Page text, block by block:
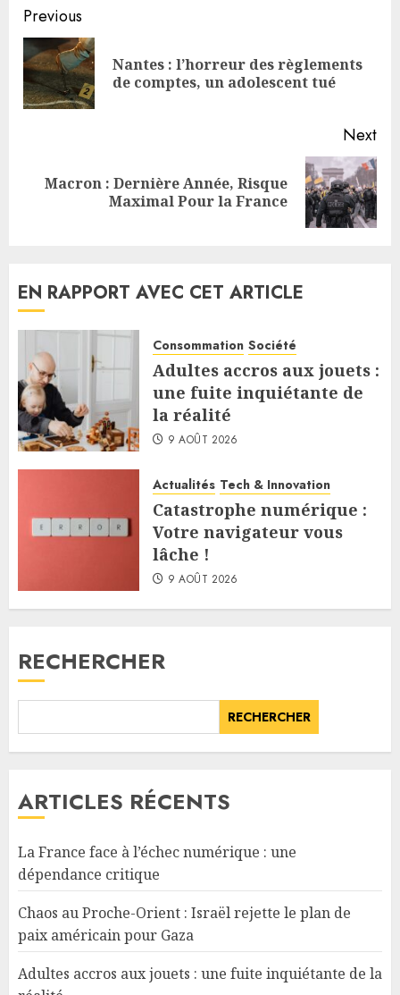
Continue
Reading
Previous
Nantes : l’horreur des règlements
de comptes, un adolescent tué
Next
Next
Macron : Dernière Année, Risque
Maximal Pour la France
EN RAPPORT AVEC CET ARTICLE
Consommation Société
Adultes accros aux jouets :
une fuite inquiétante de
la réalité
9 AOÛT 2026
Actualités Tech & Innovation
Catastrophe numérique :
Votre navigateur vous
lâche !
9 AOÛT 2026
RECHERCHER
RECHERCHER
ARTICLES RÉCENTS
La France face à l’échec numérique : une
dépendance critique
Chaos au Proche-Orient : Israël rejette le plan de
paix américain pour Gaza
Adultes accros aux jouets : une fuite inquiétante de la